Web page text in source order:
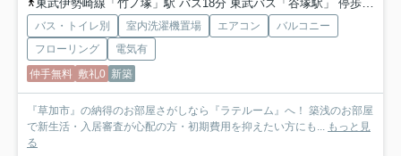
東武伊勢崎線「竹ノ塚」駅 バス18分 東武バス「谷塚駅」 停歩8分
バス・トイレ別 室内洗濯機置場 エアコン
バルコニー
フローリング
電気有
仲手無料 敷礼0 新築
『草加市』の納得のお部屋さがしなら『ラテルーム』へ！ 築浅のお部屋
で新生活・入居審査が心配の方・初期費用を抑えたい方にも... もっと見
る